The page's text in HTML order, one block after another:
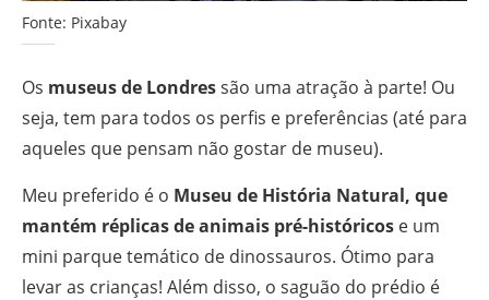
Fonte: Pixabay
Os museus de Londressão uma atração à parte! Ou
seja, tem para todos os perfis e preferências (até para
aqueles que pensam não gostar de museu).
Meu preferido é o Museu de História Natural, que
mantém réplicas de animais pré-históricos e um
mini parque temático de dinossauros. Ótimo para
levar as crianças! Além disso, o saguão do prédio é